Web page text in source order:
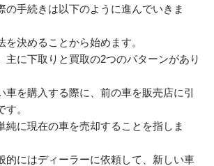
の手続きは以下のように進んでいきま
を決めることから始めます。
主に下取りと買取の2つのパターンがあり
車を購入する際に、前の車を販売店に引
。
純に現在の車を売却することを指しま
的にはディーラーに依頼して、新しい車